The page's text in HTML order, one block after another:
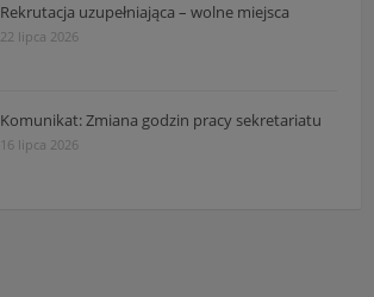
Rekrutacja uzupełniająca – wolne miejsca
22 lipca 2026
Komunikat: Zmiana godzin pracy sekretariatu
16 lipca 2026